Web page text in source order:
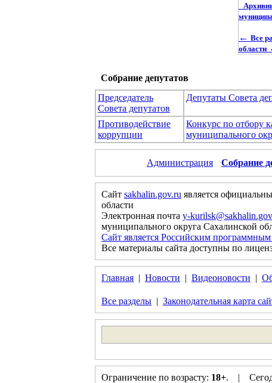
← Все
области
Собрание депутатов
Председатель
Совета депутатов
Депутаты Совета
Противодействие
коррупции
Конкурс по отбору
муниципального
Администрация Собрание
Сайт sakhalin.gov.ru является
области
Электронная почта y-
муниципального округа Сахалинской
Сайт является Российским
Все материалы сайта доступны по
Главная | Новости | Видеоновости |
Все разделы | Законодательная карта
Ограничение по возрасту: 18+. |